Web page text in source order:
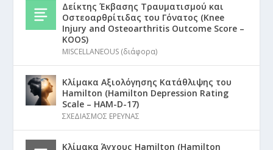
Δείκτης Έκβασης Τραυματισμού και
Οστεοαρθρίτιδας του Γόνατος (Knee
Injury and Osteoarthritis Outcome Score –
KOOS)
MISCELLANEOUS (διάφορα)
Κλίμακα Αξιολόγησης Κατάθλιψης του
Hamilton (Hamilton Depression Rating
Scale – HAM-D-17)
ΣΧΕΔΙΑΣΜΟΣ ΕΡΕΥΝΑΣ
Κλίμακα Άγχους Hamilton (Hamilton